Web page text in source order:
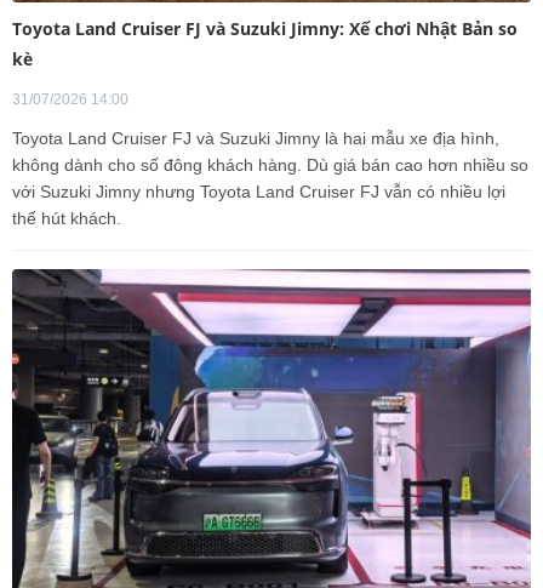
Toyota Land Cruiser FJ và Suzuki Jimny: Xế chơi Nhật Bản so
kè
31/07/2026 14:00
Toyota Land Cruiser FJ và Suzuki Jimny là hai mẫu xe địa hình,
không dành cho số đông khách hàng. Dù giá bán cao hơn nhiều so
với Suzuki Jimny nhưng Toyota Land Cruiser FJ vẫn có nhiều lợi
thế hút khách.